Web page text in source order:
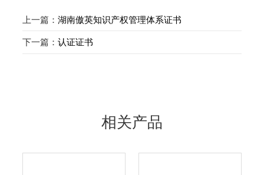
上一篇：湖南傲英知识产权管理体系证书
下一篇：认证证书
相关产品